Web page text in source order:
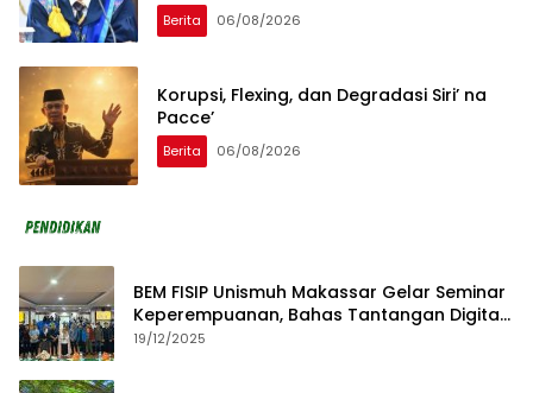
Berita 06/08/2026
Korupsi, Flexing, dan Degradasi Siri’ na
Pacce’
Berita 06/08/2026
BEM FISIP Unismuh Makassar Gelar Seminar
Keperempuanan, Bahas Tantangan Digital
dan Budaya Lokal
19/12/2025